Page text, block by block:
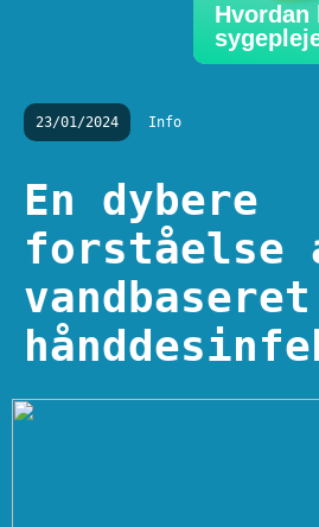
Hvordan
23/01/2024 Info
En dybere
forståelse
vandbaseret